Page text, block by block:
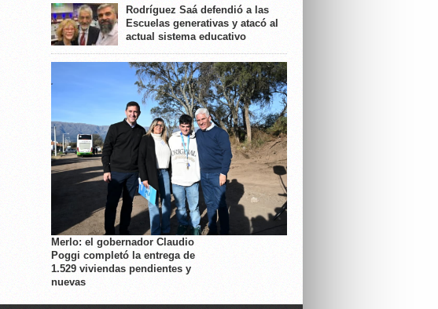
Rodríguez Saá defendió a las
Escuelas generativas y atacó al
actual sistema educativo
Merlo: el gobernador Claudio
Poggi completó la entrega de
1.529 viviendas pendientes y
nuevas